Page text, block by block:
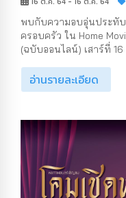
พบกับความอบอุ่นประทั
ครอบครัว ใน Home
(ฉบับออนไลน์) เสาร์ที่ 16
อ่านรายละเอียด